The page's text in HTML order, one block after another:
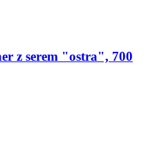
z serem "ostra", 700